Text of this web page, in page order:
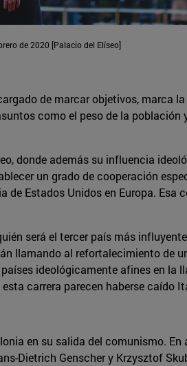
de 2020 [Palacio del Elíseo]
de marcar objetivos, marca
como el peso de la
donde además su influencia
un grado de cooperación
Estados Unidos en Europa. Esa
será el tercer país más
llamando al refortalecimiento de
ideológicamente afines en la
carrera parecen haberse caído
en su salida del comunismo.
Dietrich Genscher y Krzysztof